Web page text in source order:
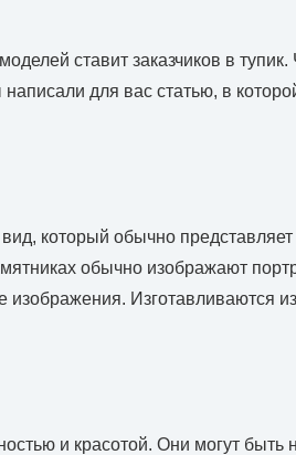
ставит заказчиков в
для вас статью, в
который обычно
обычно изображают
Изготавливаются
и красотой. Они могут